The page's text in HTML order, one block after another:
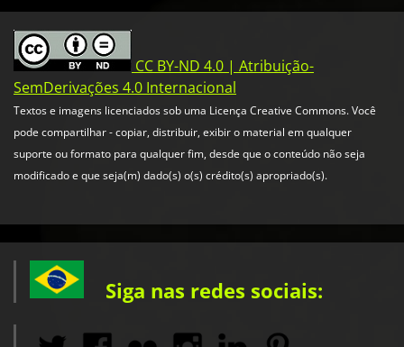
CC BY-ND 4.0 | Atribuição-
SemDerivações 4.0 Internacional
Textos e imagens licenciados sob uma Licença Creative Commons. Você
pode compartilhar - copiar, distribuir, exibir o material em qualquer
suporte ou formato para qualquer fim, desde que o conteúdo não seja
modificado e que seja(m) dado(s) o(s) crédito(s) apropriado(s).
Siga nas redes sociais: